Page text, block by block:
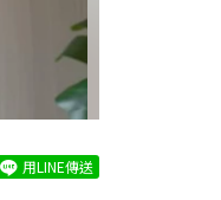
用LINE傳送